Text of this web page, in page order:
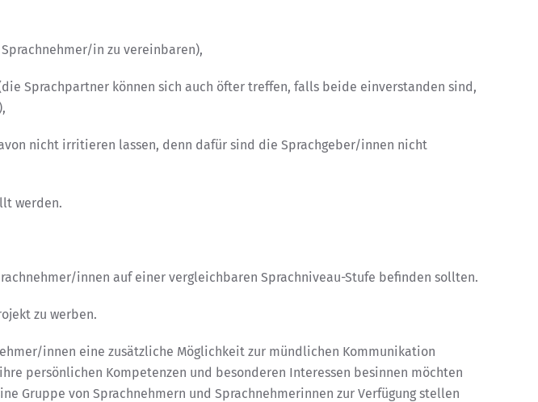
in zu vereinbaren),
Sprachpartner können sich auch öfter treffen, falls beide einverstanden sind,
nicht irritieren lassen, denn dafür sind die Sprachgeber/innen nicht
werden.
innen auf einer vergleichbaren Sprachniveau-Stufe befinden sollten.
zu werben.
innen eine zusätzliche Möglichkeit zur mündlichen Kommunikation
persönlichen Kompetenzen und besonderen Interessen besinnen möchten
Gruppe von Sprachnehmern und Sprachnehmerinnen zur Verfügung stellen